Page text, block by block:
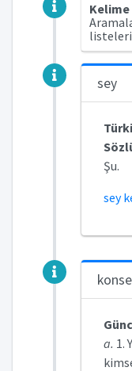
Kelime
sey
Şu.
sey
a. 1.